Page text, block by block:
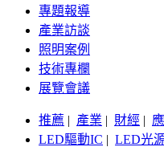
專題報導
產業訪談
照明案例
技術專欄
展覽會議
推薦 | 產業 | 財經 |
LED驅動IC | LED光